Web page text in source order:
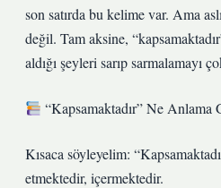
son satırda bu kelime var. Ama
değil. Tam aksine,
aldığı şeyleri sarıp sarmalamayı
“Kapsamaktadır” Ne Anlama
Kısaca söyleyelim:
etmektedir, içermektedir.